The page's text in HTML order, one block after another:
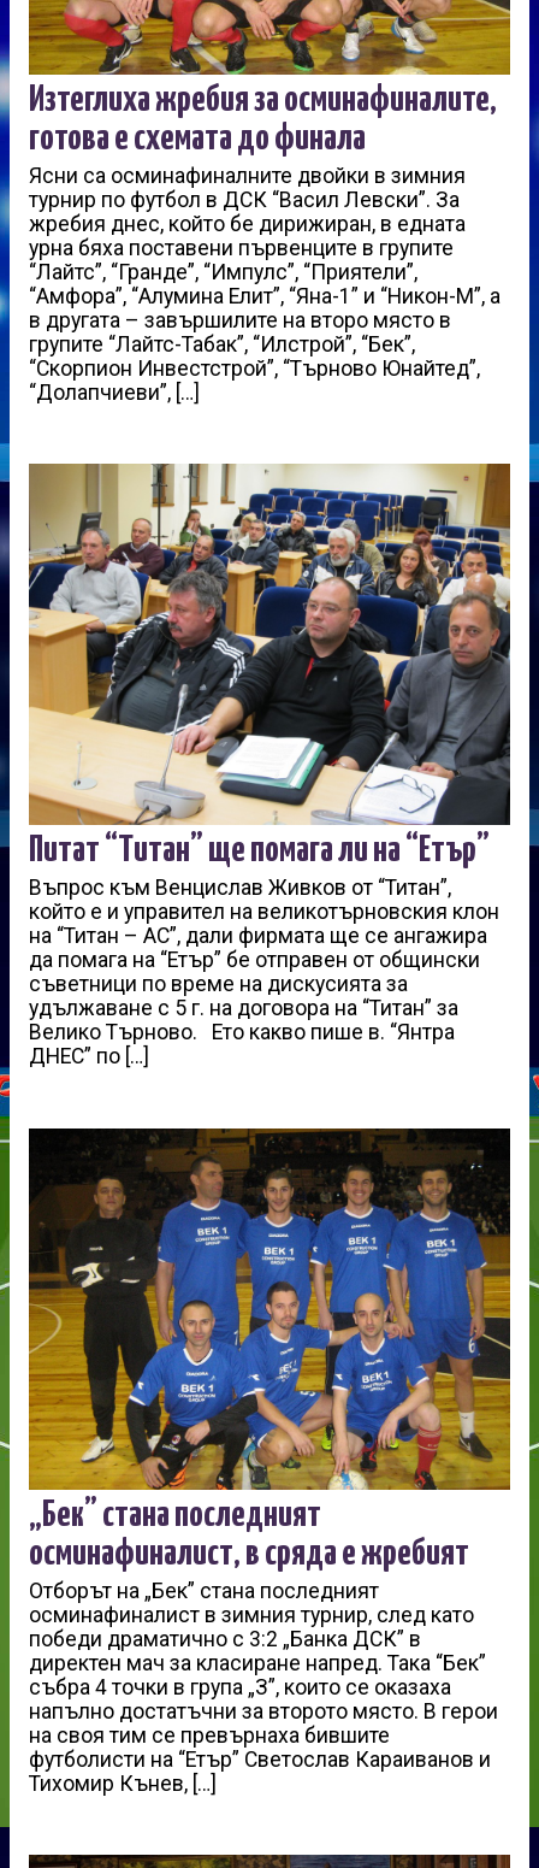
Изтеглиха жребия за осминафиналите,
готова е схемата до финала
Ясни са осминафиналните двойки в зимния
турнир по футбол в ДСК “Васил Левски”. За
жребия днес, който бе дирижиран, в едната
урна бяха поставени първенците в групите
“Лайтс”, “Гранде”, “Импулс”, “Приятели”,
“Амфора”, “Алумина Елит”, “Яна-1” и “Никон-М”, а
в другата – завършилите на второ място в
групите “Лайтс-Табак”, “Илстрой”, “Бек”,
“Скорпион Инвестстрой”, “Търново Юнайтед”,
“Долапчиеви”, […]
Питат “Титан” ще помага ли на “Етър”
Въпрос към Венцислав Живков от “Титан”,
който е и управител на великотърновския клон
на “Титан – АС”, дали фирмата ще се ангажира
да помага на “Етър” бе отправен от общински
съветници по време на дискусията за
удължаване с 5 г. на договора на “Титан” за
Велико Търново. Ето какво пише в. “Янтра
ДНЕС” по […]
„Бек” стана последният
осминафиналист, в сряда е жребият
Отборът на „Бек” стана последният
осминафиналист в зимния турнир, след като
победи драматично с 3:2 „Банка ДСК” в
директен мач за класиране напред. Така “Бек”
събра 4 точки в група „З”, които се оказаха
напълно достатъчни за второто място. В герои
на своя тим се превърнаха бившите
футболисти на “Етър” Светослав Караиванов и
Тихомир Кънев, […]